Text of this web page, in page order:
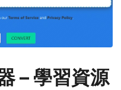
– 學習資源